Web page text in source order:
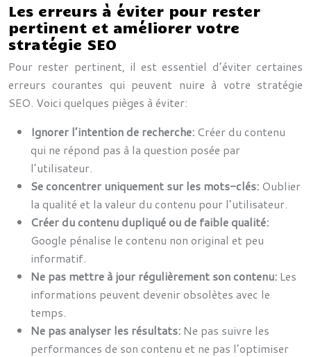
Les erreurs à éviter pour rester
pertinent et améliorer votre
stratégie SEO
Pour rester pertinent, il est essentiel d’éviter certaines
erreurs courantes qui peuvent nuire à votre stratégie
SEO. Voici quelques pièges à éviter:
Ignorer l’intention de recherche: Créer du contenu
qui ne répond pas à la question posée par
l’utilisateur.
Se concentrer uniquement sur les mots-clés: Oublier
la qualité et la valeur du contenu pour l’utilisateur.
Créer du contenu dupliqué ou de faible qualité:
Google pénalise le contenu non original et peu
informatif.
Ne pas mettre à jour régulièrement son contenu: Les
informations peuvent devenir obsolètes avec le
temps.
Ne pas analyser les résultats: Ne pas suivre les
performances de son contenu et ne pas l’optimiser